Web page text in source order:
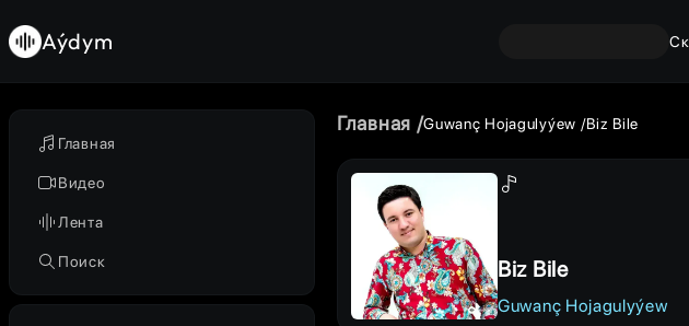
Главная
Видео
Лента
Поиск
Aýdym
Главная Guwanç Hojagulyýew Biz Bile
Biz Bile
Guwanç Hojagulyýew